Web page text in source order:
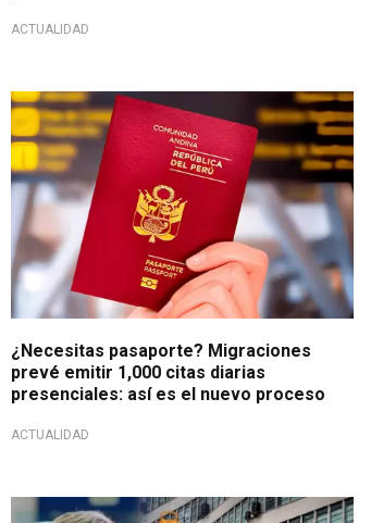
ACTUALIDAD
Conoce cómo realizar el tramite presencial
¿Necesitas pasaporte? Migraciones
prevé emitir 1,000 citas diarias
presenciales: así es el nuevo proceso
ACTUALIDAD
Cercanía judicial